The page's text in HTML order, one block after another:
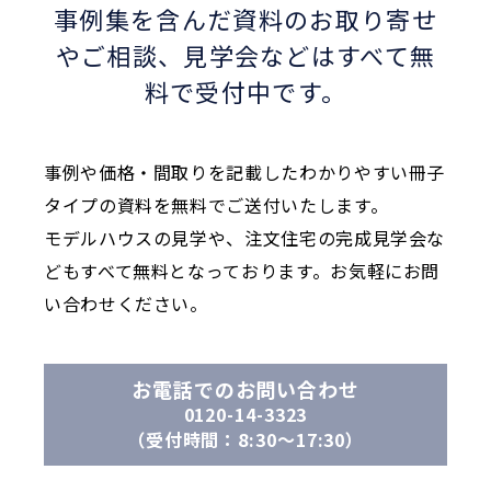
事例集を含んだ資料のお取り寄せ
やご相談、 見学会などはすべて無
料で受付中です。
事例や価格・間取りを記載したわかりやすい冊子
タイプの資料を無料でご送付いたします。
モデルハウスの見学や、注文住宅の完成見学会な
どもすべて無料となっております。お気軽にお問
い合わせください。
お電話でのお問い合わせ
0120-14-3323
（受付時間：8:30〜17:30）